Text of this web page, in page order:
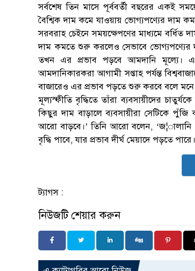
সর্বশেষ তিন মাসে পূর্ববর্তী বছরের একই
বৈশ্বিক দাম কমে যাওয়ায় ভোগ্যপণ্যের দাম
সরবরাহ চেইনে সময়ক্ষেপণের মাধ্যমে বর্ধিত
দাম কমতে শুরু করলেও সেভাবে
তখন এর প্রভাব পড়বে আমদানি মূল্যে। এ
আমদানিকারকরা আগামী সপ্তাহ পর্যন্ত
বাজারেও এর প্রভাব পড়তে শুরু করবে বলে মনে
মূল্যস্ফীতি বৃদ্ধিতে তাঁরা ব্যবসায়ীদের
কিছুর দাম বাড়ালে ব্যবসায়ীরা সেটিকে
আরো বাড়বে।’ তিনি আরো বলেন,
বৃদ্ধি পাবে, যার প্রভাব দীর্ঘ মেয়াদে পড়তে
ট্যাগস :
নিউজটি শেয়ার করুন